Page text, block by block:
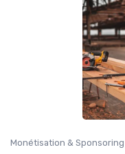
Monétisation & Sponsoring